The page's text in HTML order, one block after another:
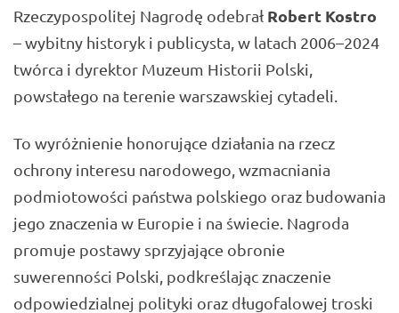
Rzeczypospolitej Nagrodę odebrał Robert Kostro
– wybitny historyk i publicysta, w latach 2006–2024
twórca i dyrektor Muzeum Historii Polski,
powstałego na terenie warszawskiej cytadeli.
To wyróżnienie honorujące działania na rzecz
ochrony interesu narodowego, wzmacniania
podmiotowości państwa polskiego oraz budowania
jego znaczenia w Europie i na świecie. Nagroda
promuje postawy sprzyjające obronie
suwerenności Polski, podkreślając znaczenie
odpowiedzialnej polityki oraz długofalowej troski